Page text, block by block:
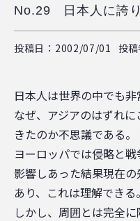
No.29 日本人に誇り
投稿日：2002/07/01 投
日本人は世界の中でも非
なぜ、アジアのはずれ
きたのか不思議である。
ヨーロッパでは侵略と
影響しあった結果現在
あり、これは理解できる。
しかし、周囲とは完全